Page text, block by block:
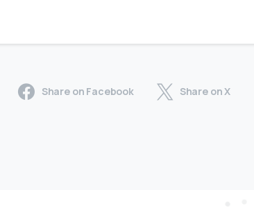
Share on Facebook Share on X